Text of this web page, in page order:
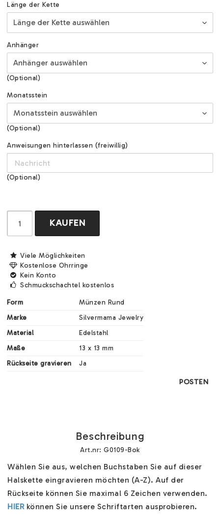
Länge der Kette
Anhänger
(Optional)
Monatsstein
(Optional)
Anweisungen hinterlassen (freiwillig)
(Optional)
KAUFEN
Viele Möglichkeiten
Kostenlose Ohrringe
Kein Konto
Schmuckschachtel kostenlos
Form
Münzen Rund
Marke
Silvermama Jewelry
Material
Edelstahl
Maße
13 x 13 mm
Rückseite gravieren
Ja
POSTEN
Beschreibung
Art.nr: G0109-Bok
Wählen Sie aus, welchen Buchstaben Sie auf dieser
Halskette eingravieren möchten (A-Z). Auf der
HIER können Sie unsere Schriftarten ausprobieren.